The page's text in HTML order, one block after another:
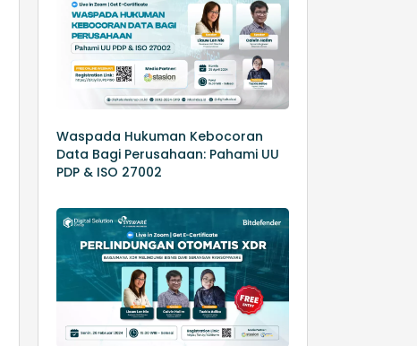
Waspada Hukuman Kebocoran
Data Bagi Perusahaan: Pahami UU
PDP & ISO 27002